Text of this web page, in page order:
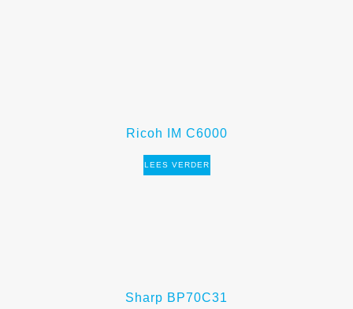
Ricoh IM C6000
LEES VERDER
Sharp BP70C31